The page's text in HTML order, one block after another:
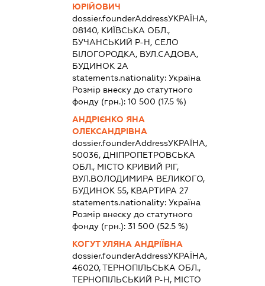
ЮРІЙОВИЧ
dossier.founderAddressУКРАЇНА,
08140, КИЇВСЬКА ОБЛ.,
БУЧАНСЬКИЙ Р-Н, СЕЛО
БІЛОГОРОДКА, ВУЛ.САДОВА,
БУДИНОК 2А
statements.nationality:Україна
Розмір внеску до статутного
фонду (грн.):10 500 (17.5 %)
АНДРІЄНКО ЯНА
ОЛЕКСАНДРІВНА
dossier.founderAddressУКРАЇНА,
50036, ДНІПРОПЕТРОВСЬКА
ОБЛ., МІСТО КРИВИЙ РІГ,
ВУЛ.ВОЛОДИМИРА ВЕЛИКОГО,
БУДИНОК 55, КВАРТИРА 27
statements.nationality:Україна
Розмір внеску до статутного
фонду (грн.):31 500 (52.5 %)
КОГУТ УЛЯНА АНДРІЇВНА
dossier.founderAddressУКРАЇНА,
46020, ТЕРНОПІЛЬСЬКА ОБЛ.,
ТЕРНОПІЛЬСЬКИЙ Р-Н, МІСТО